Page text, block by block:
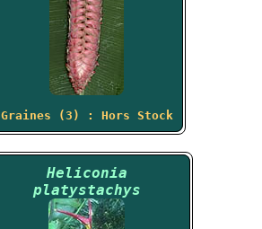
Graines (3) : Hors Stock
Heliconia
platystachys